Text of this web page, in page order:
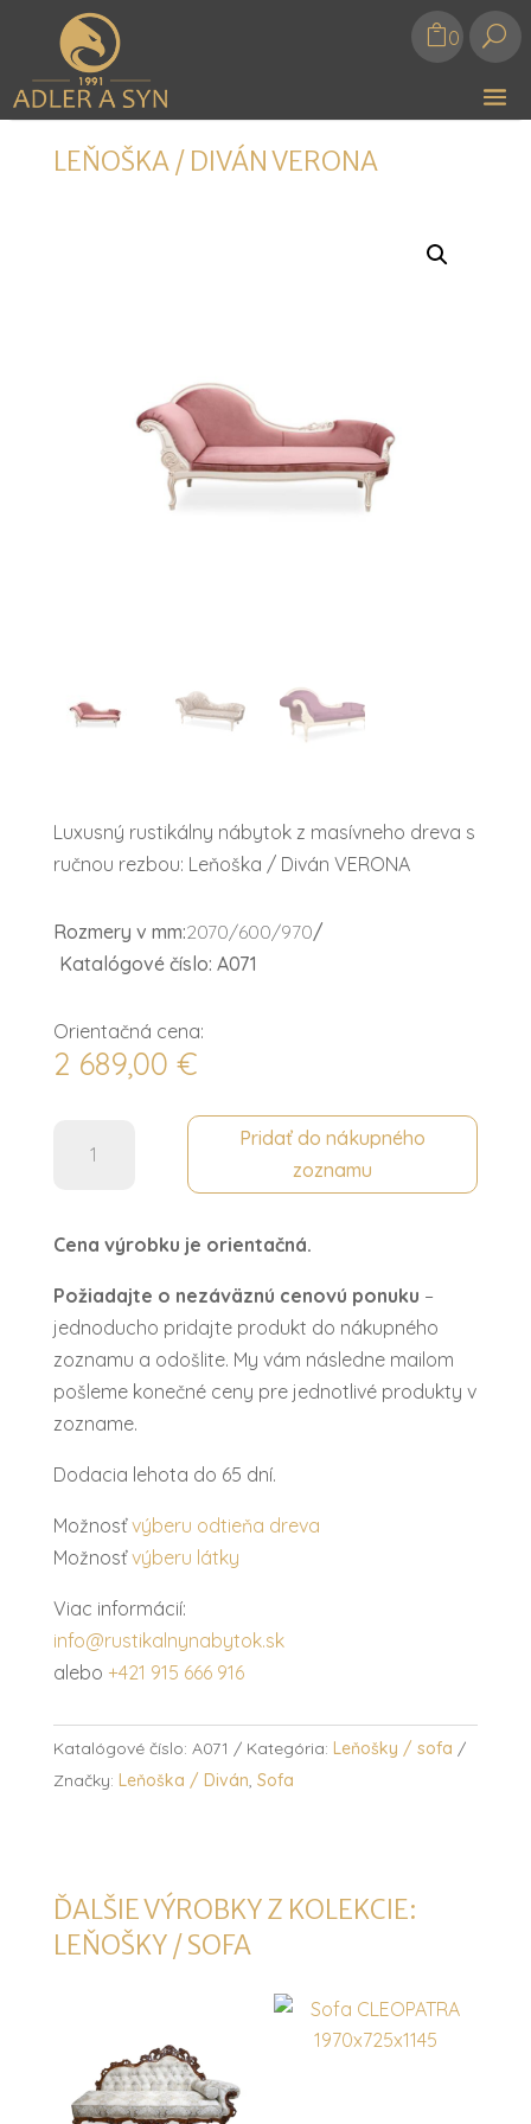
0 U
LEŇOŠKA / DIVÁN VERONA
Luxusný rustikálny nábytok z masívneho dreva s
ručnou rezbou: Leňoška / Diván VERONA
Rozmery v mm:2070/600/970/
Katalógové číslo: A071
Orientačná cena:
2 689,00 €
Leňoška
VERONA
Pridať do nákupného
zoznamu
Cena výrobku je orientačná.
Požiadajte o nezáväznú cenovú ponuku –
jednoducho pridajte produkt do nákupného
zoznamu a odošlite. My vám následne mailom
pošleme konečné ceny pre jednotlivé produkty v
zozname.
Dodacia lehota do 65 dní.
Možnosťvýberu odtieňa dreva
Možnosťvýberu látky
Viac informácií:
info@rustikalnynabytok.sk
alebo +421 915 666 916
Katalógové číslo: A071 Kategória: Leňošky / sofa
Značky: Leňoška / Diván, Sofa
ĎALŠIE VÝROBKY Z KOLEKCIE:
LEŇOŠKY / SOFA